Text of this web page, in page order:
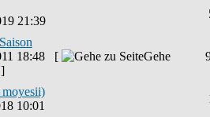
21:39
18:48 [
Gehe
10:01